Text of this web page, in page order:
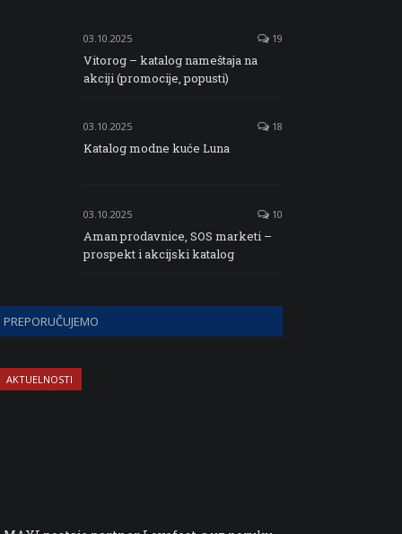
03.10.2025 19
Vitorog – katalog nameštaja na
akciji (promocije, popusti)
03.10.2025 18
Katalog modne kuće Luna
03.10.2025 10
Aman prodavnice, SOS marketi –
prospekt i akcijski katalog
PREPORUČUJEMO
AKTUELNOSTI